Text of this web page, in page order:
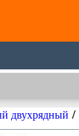
двухрядный /